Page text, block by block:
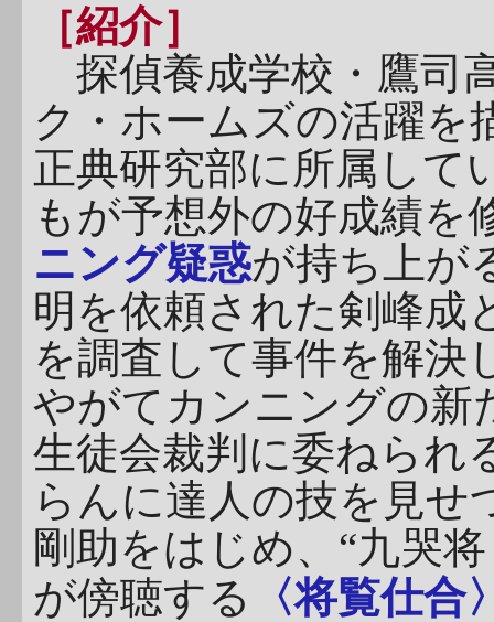
［紹介］
探偵養成学校・鷹司
ク・ホームズの活躍を
正典研究部に所属して
もが予想外の好成績を
ニング疑惑が持ち上が
明を依頼された剣峰成
を調査して事件を解
やがてカンニングの新
生徒会裁判に委ねられ
らんに達人の技を見せ
剛助をはじめ、“九哭将
が傍聴する
〈将覧仕合